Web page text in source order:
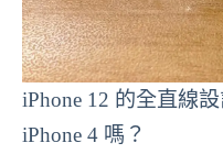
iPhone 12 的全直線
iPhone 4 嗎？